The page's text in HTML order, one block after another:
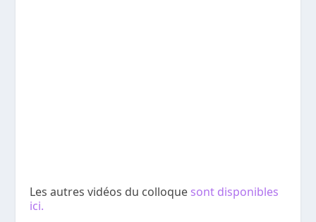
Les autres vidéos du colloque sont disponibles
ici.